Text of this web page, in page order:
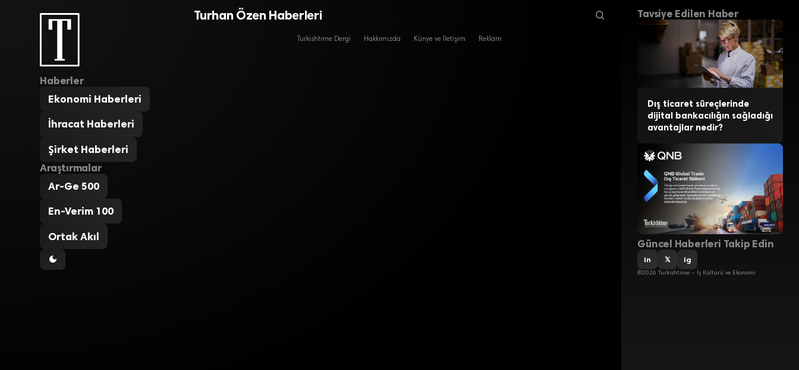
Haberler
Ekonomi Haberleri
İhracat Haberleri
Şirket Haberleri
Araştırmalar
Ar-Ge 500
En-Verim 100
Ortak Akıl
Turhan Özen Haberleri
Turkishtime Dergi Hakkımızda Künye ve İletişim Reklam
Tavsiye Edilen Haber
Dış ticaret süreçlerinde
dijital bankacılığın sağladığı
avantajlar nedir?
Güncel Haberleri Takip Edin
in 𝕏 ig
©2026 Turkishtime – İş Kültürü ve Ekonomi